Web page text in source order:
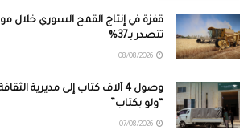
تتصدر بـ37%
وصول 4 آلاف كتاب إلى مديرية
“ولو بكتاب”